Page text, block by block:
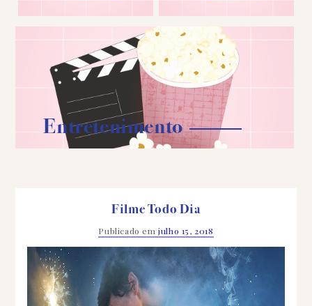
Entretenimento
Filme Todo Dia
Publicado emjulho 15, 2018